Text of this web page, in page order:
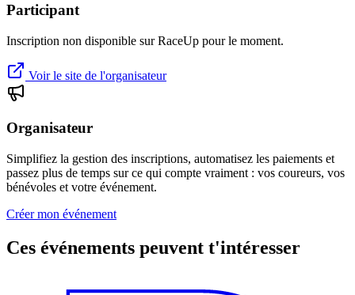
Participant
Inscription non disponible sur RaceUp pour le moment.
Voir le site de l'organisateur
Organisateur
Simplifiez la gestion des inscriptions, automatisez les paiements et
passez plus de temps sur ce qui compte vraiment : vos coureurs, vos
bénévoles et votre événement.
Créer mon événement
Ces événements peuvent t'intéresser